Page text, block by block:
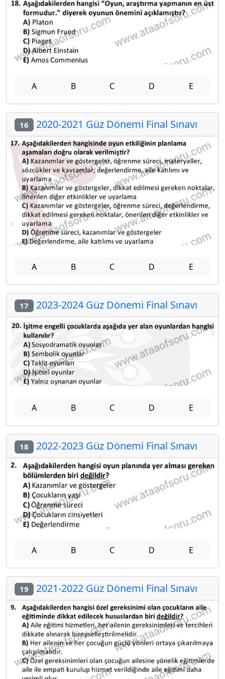
A B C D E
16 2020-2021 Güz Dönemi Final Sınavı
A B C D E
17 2023-2024 Güz Dönemi Final Sınavı
A B C D E
18 2022-2023 Güz Dönemi Final Sınavı
A B C D E
19 2021-2022 Güz Dönemi Final Sınavı